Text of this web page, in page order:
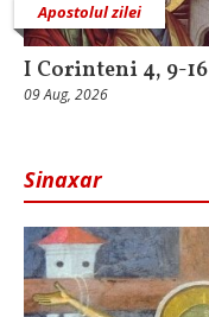
Apostolul zilei
I Corinteni 4, 9-16
09 Aug, 2026
Sinaxar